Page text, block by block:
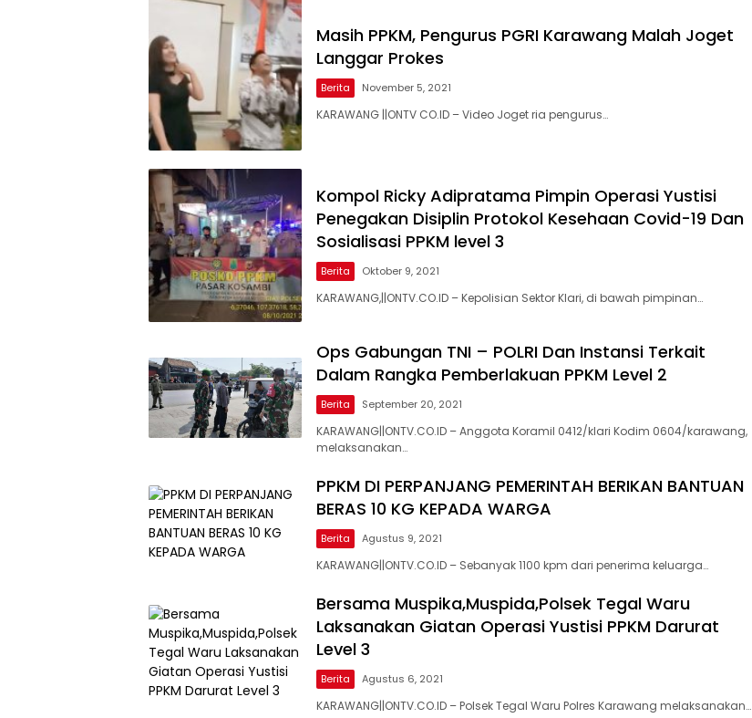
Masih PPKM, Pengurus PGRI Karawang Malah Joget
Langgar Prokes
Berita November 5, 2021
KARAWANG ||ONTV CO.ID – Video Joget ria pengurus…
Kompol Ricky Adipratama Pimpin Operasi Yustisi
Penegakan Disiplin Protokol Kesehaan Covid-19 Dan
Sosialisasi PPKM level 3
Berita Oktober 9, 2021
KARAWANG,||ONTV.CO.ID – Kepolisian Sektor Klari, di bawah pimpinan…
Ops Gabungan TNI – POLRI Dan Instansi Terkait
Dalam Rangka Pemberlakuan PPKM Level 2
Berita September 20, 2021
KARAWANG||ONTV.CO.ID – Anggota Koramil 0412/klari Kodim 0604/karawang,
melaksanakan…
PPKM DI PERPANJANG PEMERINTAH BERIKAN BANTUAN
BERAS 10 KG KEPADA WARGA
Berita Agustus 9, 2021
KARAWANG||ONTV.CO.ID – Sebanyak 1100 kpm dari penerima keluarga…
Bersama Muspika,Muspida,Polsek Tegal Waru
Laksanakan Giatan Operasi Yustisi PPKM Darurat
Level 3
Berita Agustus 6, 2021
KARAWANG||ONTV.CO.ID – Polsek Tegal Waru Polres Karawang melaksanakan…